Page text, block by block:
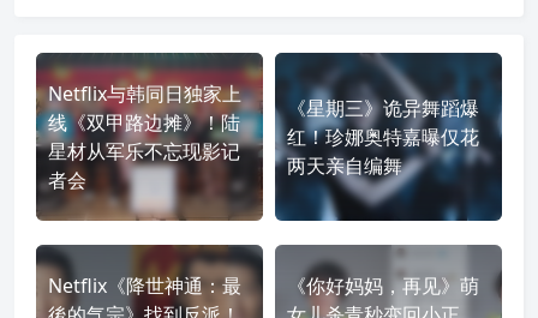
Netflix与韩同日独家上
线《双甲路边摊》！陆
星材从军乐不忘现影记
者会
《星期三》诡异舞蹈爆
红！珍娜奥特嘉曝仅花
两天亲自编舞
Netflix《降世神通：最
《你好妈妈，再见》萌